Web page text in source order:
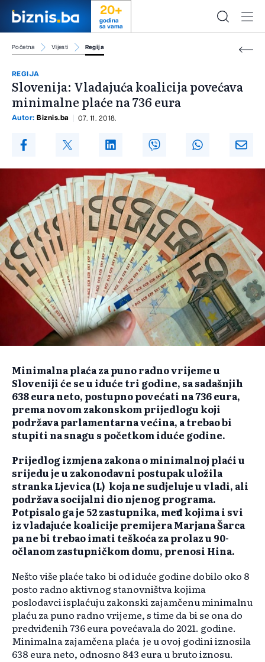
20+
godina
sa vama
Početna Vijesti Regija
REGIJA
Slovenija: Vladajuća koalicija povećava
minimalne plaće na 736 eura
Autor: Biznis.ba 07. 11. 2018.
Minimalna plaća za puno radno vrijeme u
Sloveniji će se u iduće tri godine, sa sadašnjih
638 eura neto, postupno povećati na 736 eura,
prema novom zakonskom prijedlogu koji
podržava parlamentarna većina, a trebao bi
stupiti na snagu s početkom iduće godine.
Prijedlog izmjena zakona o minimalnoj plaći u
srijedu je u zakonodavni postupak uložila
stranka Ljevica (L) koja ne sudjeluje u vladi, ali
podržava socijalni dio njenog programa.
Potpisalo ga je 52 zastupnika, među kojima i svi
iz vladajuće koalicije premijera Marjana Šarca
pa ne bi trebao imati teškoća za prolaz u 90-
očlanom zastupničkom domu, prenosi Hina.
Nešto više plaće tako bi od iduće godine dobilo oko 8
posto radno aktivnog stanovništva kojima
poslodavci isplaćuju zakonski zajamčenu minimalnu
plaću za puno radno vrijeme, s time da bi se ona do
predviđenih 736 eura povećavala do 2021. godine.
Minimalna zajamčena plaća je u ovoj godini iznosila
638 eura neto, odnosno 843 eura u bruto iznosu.